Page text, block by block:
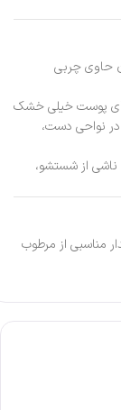
حاوی چربی
پوست خیلی خشک
نواحی دست،
از شستشو،
مناسبی از مرطوب